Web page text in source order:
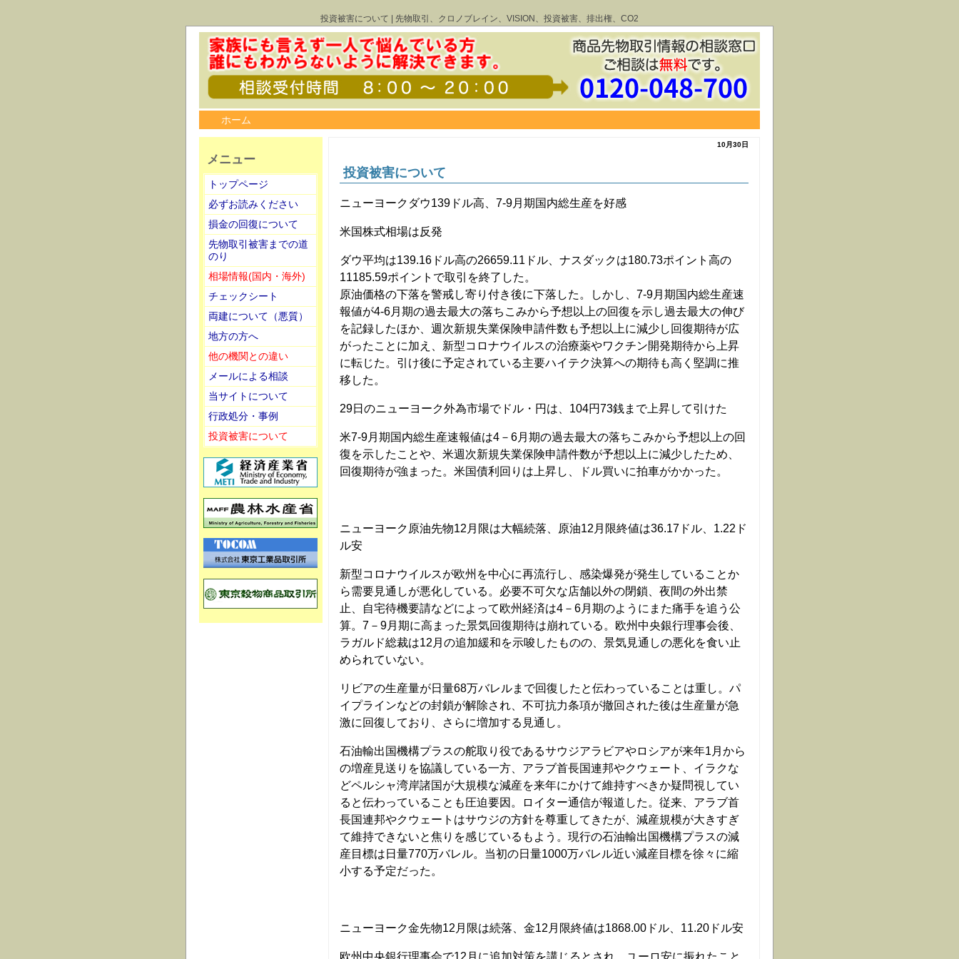
投資被害について | 先物取引、クロノブレイン、VISION、投資被害、排出権、CO2
ホーム
10月30日
投資被害について
ニューヨークダウ139ドル高、7-9月期国内総生産を好感
米国株式相場は反発
ダウ平均は139.16ドル高の26659.11ドル、ナスダックは180.73ポイント高の
11185.59ポイントで取引を終了した。
原油価格の下落を警戒し寄り付き後に下落した。しかし、7-9月期国内総生産速
報値が4-6月期の過去最大の落ちこみから予想以上の回復を示し過去最大の伸び
を記録したほか、週次新規失業保険申請件数も予想以上に減少し回復期待が広
がったことに加え、新型コロナウイルスの治療薬やワクチン開発期待から上昇
に転じた。引け後に予定されている主要ハイテク決算への期待も高く堅調に推
移した。
29日のニューヨーク外為市場でドル・円は、104円73銭まで上昇して引けた
米7-9月期国内総生産速報値は4－6月期の過去最大の落ちこみから予想以上の回
復を示したことや、米週次新規失業保険申請件数が予想以上に減少したため、
回復期待が強まった。米国債利回りは上昇し、ドル買いに拍車がかかった。
ニューヨーク原油先物12月限は大幅続落、原油12月限終値は36.17ドル、1.22ド
ル安
新型コロナウイルスが欧州を中心に再流行し、感染爆発が発生していることか
ら需要見通しが悪化している。必要不可欠な店舗以外の閉鎖、夜間の外出禁
止、自宅待機要請などによって欧州経済は4－6月期のようにまた痛手を追う公
算。7－9月期に高まった景気回復期待は崩れている。欧州中央銀行理事会後、
ラガルド総裁は12月の追加緩和を示唆したものの、景気見通しの悪化を食い止
められていない。
リビアの生産量が日量68万バレルまで回復したと伝わっていることは重し。パ
イプラインなどの封鎖が解除され、不可抗力条項が撤回された後は生産量が急
激に回復しており、さらに増加する見通し。
石油輸出国機構プラスの舵取り役であるサウジアラビアやロシアが来年1月から
の増産見送りを協議している一方、アラブ首長国連邦やクウェート、イラクな
どペルシャ湾岸諸国が大規模な減産を来年にかけて維持すべきか疑問視してい
ると伝わっていることも圧迫要因。ロイター通信が報道した。従来、アラブ首
長国連邦やクウェートはサウジの方針を尊重してきたが、減産規模が大きすぎ
て維持できないと焦りを感じているもよう。現行の石油輸出国機構プラスの減
産目標は日量770万バレル。当初の日量1000万バレル近い減産目標を徐々に縮
小する予定だった。
ニューヨーク金先物12月限は続落、金12月限終値は1868.00ドル、11.20ドル安
欧州中央銀行理事会で12月に追加対策を講じるとされ、ユーロ安に振れたこと
メニュー
トップページ
必ずお読みください
損金の回復について
先物取引被害までの道
のり
相場情報(国内・海外)
チェックシート
両建について（悪質）
地方の方へ
他の機関との違い
メールによる相談
当サイトについて
行政処分・事例
投資被害について